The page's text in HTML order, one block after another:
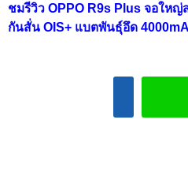
ชมรีวิว OPPO R9s Plus จอใหญ่
กันสั่น OIS+ แบตพันธุ์อึด